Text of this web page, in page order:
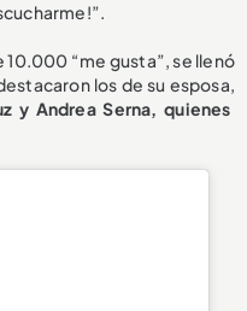
10.000 “me gusta”, se llenó
los de su esposa,
y Andrea Serna, quienes